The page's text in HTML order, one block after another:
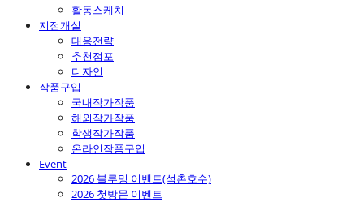
활동스케치
지점개설
대응전략
추천점포
디자인
작품구입
국내작가작품
해외작가작품
학생작가작품
온라인작품구입
Event
2026 블루밍 이벤트(석촌호수)
2026 첫방문 이벤트